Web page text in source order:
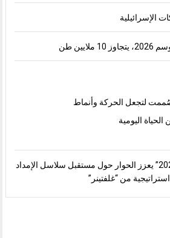
الإسرائيلية
طن
لتجعل الحركة وأنماط
اليومية
“منتدى الشارقة للاستثمار 2026” يعزز الحوار حول مستقبل سلاسل الإمداد
من “غلفتينر”